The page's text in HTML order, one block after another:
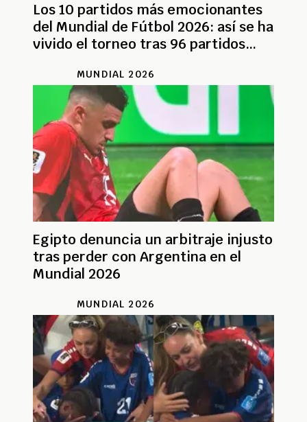
Los 10 partidos más emocionantes
del Mundial de Fútbol 2026: así se ha
vivido el torneo tras 96 partidos
MUNDIAL 2026
Egipto denuncia un arbitraje injusto
tras perder con Argentina en el
Mundial 2026
MUNDIAL 2026